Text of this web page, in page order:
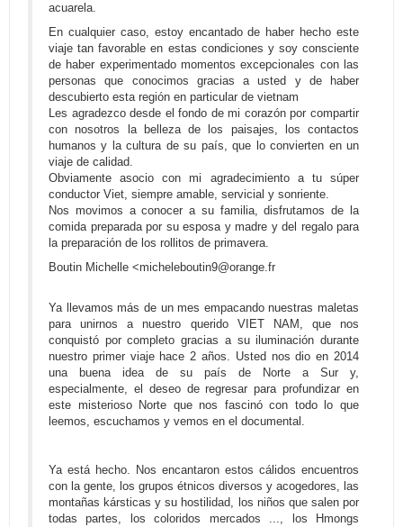
acuarela.
En cualquier caso, estoy encantado de haber hecho este
viaje tan favorable en estas condiciones y soy consciente
de haber experimentado momentos excepcionales con las
personas que conocimos gracias a usted y de haber
descubierto esta región en particular de vietnam
Les agradezco desde el fondo de mi corazón por compartir
con nosotros la belleza de los paisajes, los contactos
humanos y la cultura de su país, que lo convierten en un
viaje de calidad.
Obviamente asocio con mi agradecimiento a tu súper
conductor Viet, siempre amable, servicial y sonriente.
Nos movimos a conocer a su familia, disfrutamos de la
comida preparada por su esposa y madre y del regalo para
la preparación de los rollitos de primavera.
Boutin Michelle <micheleboutin9@orange.fr
Ya llevamos más de un mes empacando nuestras maletas
para unirnos a nuestro querido VIET NAM, que nos
conquistó por completo gracias a su iluminación durante
nuestro primer viaje hace 2 años. Usted nos dio en 2014
una buena idea de su país de Norte a Sur y,
especialmente, el deseo de regresar para profundizar en
este misterioso Norte que nos fascinó con todo lo que
leemos, escuchamos y vemos en el documental.
Ya está hecho. Nos encantaron estos cálidos encuentros
con la gente, los grupos étnicos diversos y acogedores, las
montañas kársticas y su hostilidad, los niños que salen por
todas partes, los coloridos mercados ..., los Hmongs